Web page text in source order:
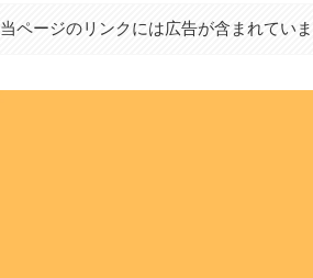
当ページのリンクには広告が含まれていま